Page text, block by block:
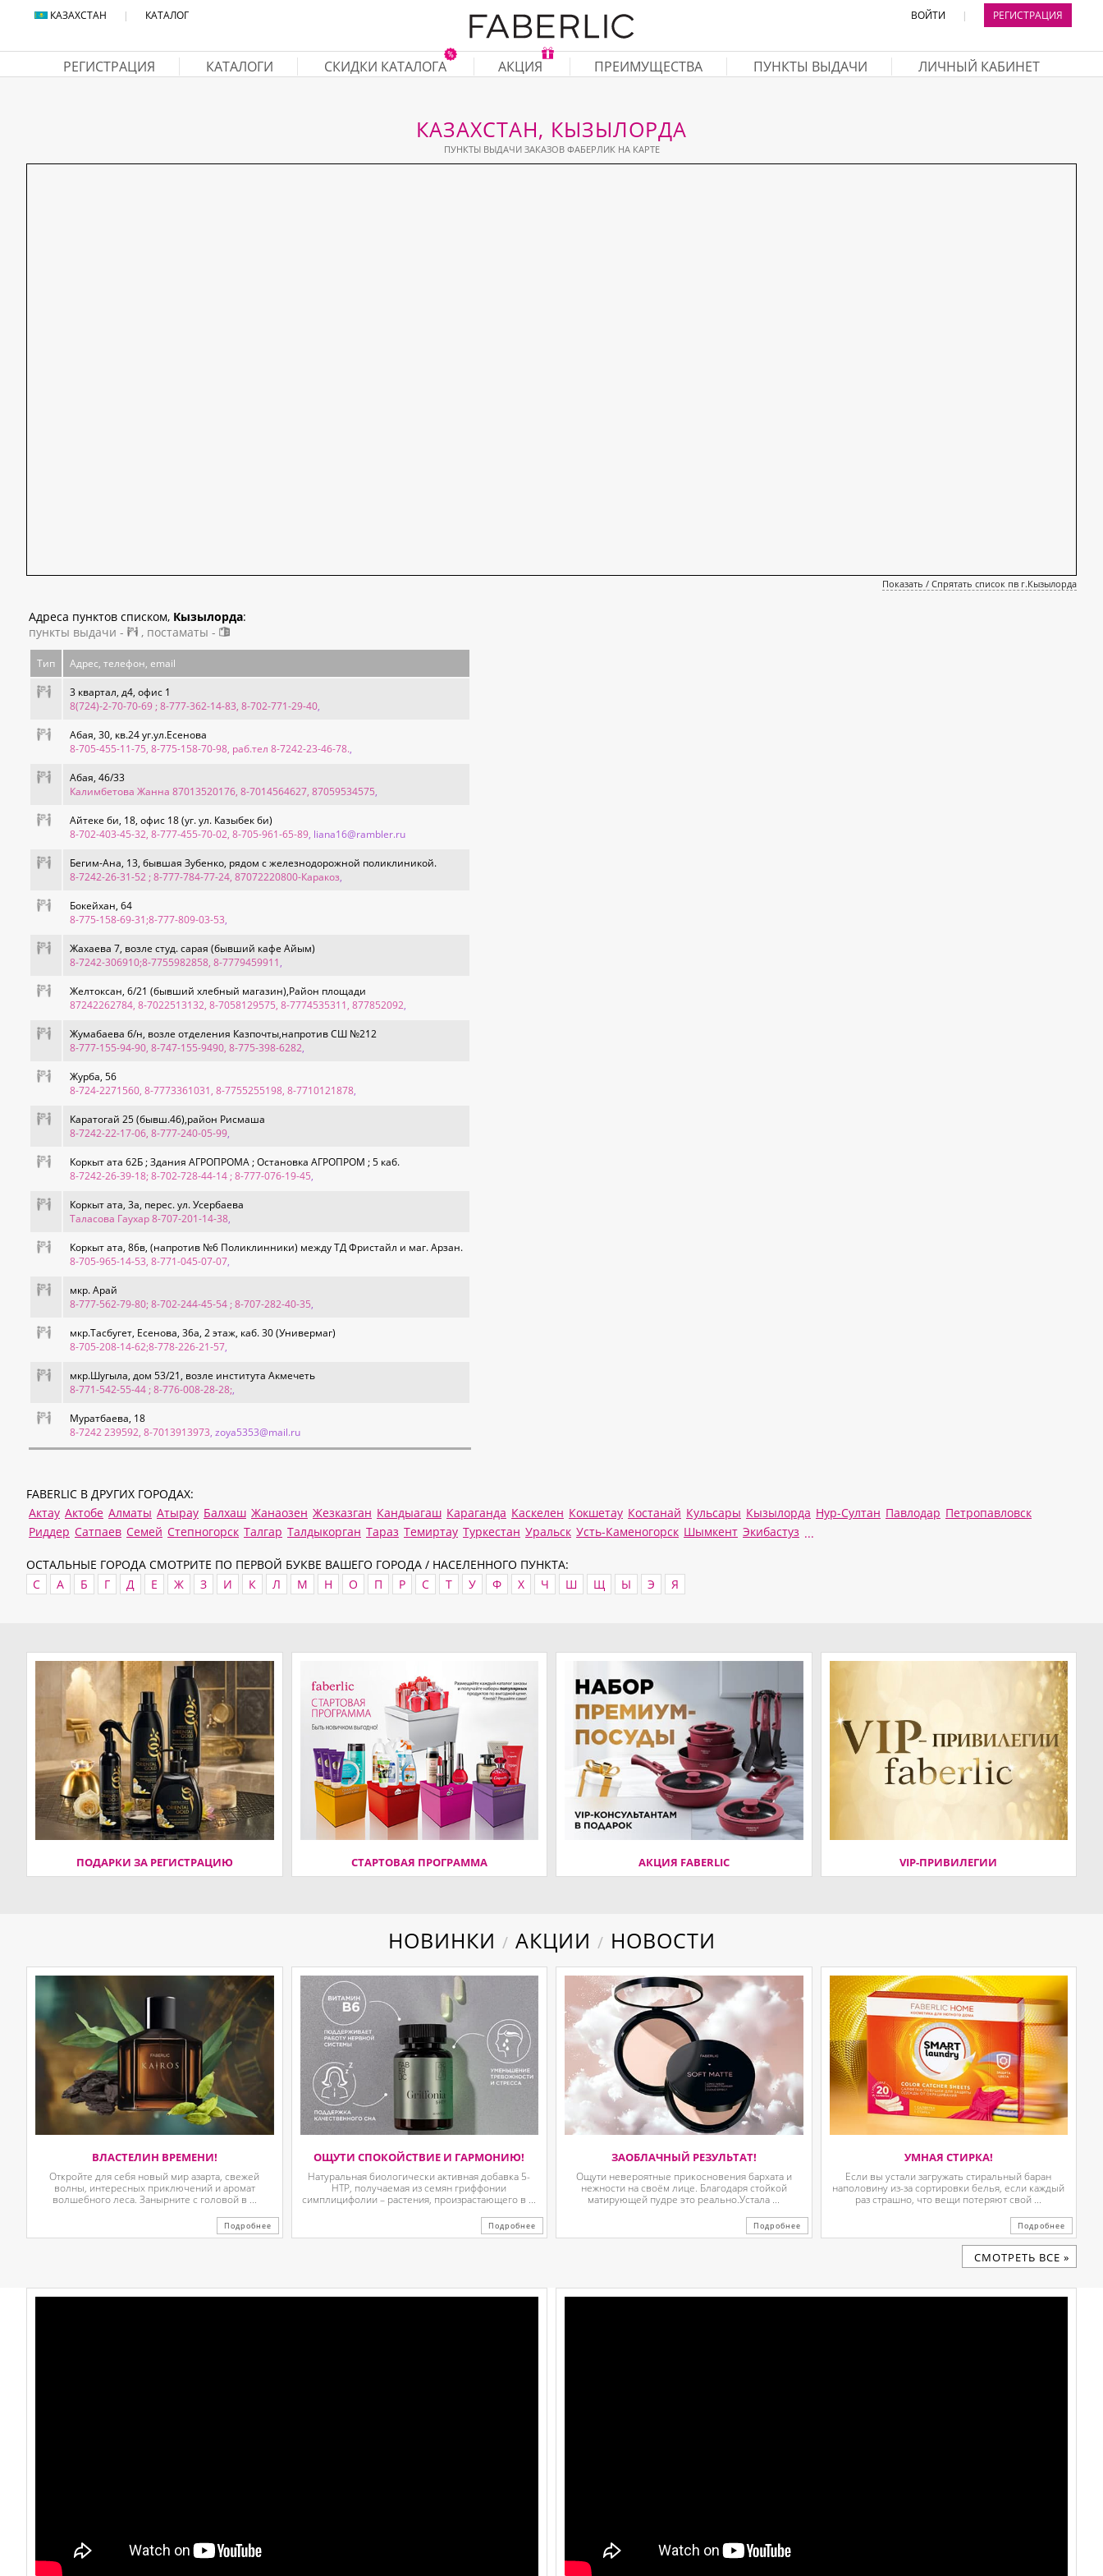
КАЗАХСТАН | КАТАЛОГ ВОЙТИ | РЕГИСТРАЦИЯ
РЕГИСТРАЦИЯ КАТАЛОГИ СКИДКИ КАТАЛОГА АКЦИЯ ПРЕИМУЩЕСТВА ПУНКТЫ ВЫДАЧИ ЛИЧНЫЙ КАБИНЕТ
КАЗАХСТАН, КЫЗЫЛОРДА
ПУНКТЫ ВЫДАЧИ ЗАКАЗОВ ФАБЕРЛИК НА КАРТЕ
Показать / Спрятать список пв г.Кызылорда
Адреса пунктов списком, Кызылорда:
пункты выдачи -
, постаматы -
Тип Адрес, телефон, email
3 квартал, д4, офис 1
8(724)-2-70-70-69 ; 8-777-362-14-83, 8-702-771-29-40,
Абая, 30, кв.24 уг.ул.Есенова
8-705-455-11-75, 8-775-158-70-98, раб.тел 8-7242-23-46-78.,
Абая, 46/33
Калимбетова Жанна 87013520176, 8-7014564627, 87059534575,
Айтеке би, 18, офис 18 (yг. ул. Казыбек би)
8-702-403-45-32, 8-777-455-70-02, 8-705-961-65-89, liana16@rambler.ru
Бегим-Ана, 13, бывшая Зубенко, рядом с железнодорожной поликлиникой.
8-7242-26-31-52 ; 8-777-784-77-24, 87072220800-Каракоз,
Бокейхан, 64
8-775-158-69-31;8-777-809-03-53,
Жахаева 7, возле студ. сарая (бывший кафе Айым)
8-7242-306910;8-7755982858, 8-7779459911,
Желтоксан, 6/21 (бывший хлебный магазин),Район площади
87242262784, 8-7022513132, 8-7058129575, 8-7774535311, 877852092,
Жумабаева б/н, возле отделения Казпочты,напротив СШ №212
8-777-155-94-90, 8-747-155-9490, 8-775-398-6282,
Журба, 56
8-724-2271560, 8-7773361031, 8-7755255198, 8-7710121878,
Каратогай 25 (бывш.46),район Рисмаша
8-7242-22-17-06, 8-777-240-05-99,
Коркыт ата 62Б ; Здания АГРОПРОМА ; Остановка АГРОПРОМ ; 5 каб.
8-7242-26-39-18; 8-702-728-44-14 ; 8-777-076-19-45,
Коркыт ата, 3а, перес. ул. Усербаева
Таласова Гаухар 8-707-201-14-38,
Коркыт ата, 86в, (напротив №6 Поликлинники) между ТД Фристайл и маг. Арзан.
8-705-965-14-53, 8-771-045-07-07,
мкр. Арай
8-777-562-79-80; 8-702-244-45-54 ; 8-707-282-40-35,
мкр.Тасбугет, Есенова, 36а, 2 этаж, каб. 30 (Универмаг)
8-705-208-14-62;8-778-226-21-57,
мкр.Шугыла, дом 53/21, возле института Акмечеть
8-771-542-55-44 ; 8-776-008-28-28;,
Муратбаева, 18
8-7242 239592, 8-7013913973, zoya5353@mail.ru
FABERLIC В ДРУГИХ ГОРОДАХ:
Актау Актобе Алматы Атырау Балхаш Жанаозен Жезказган Кандыагаш Караганда Каскелен Кокшетау Костанай Кульсары Кызылорда Нур-Султан Павлодар Петропавловск
Риддер Сатпаев Семей Степногорск Талгар Талдыкорган Тараз Темиртау Туркестан Уральск Усть-Каменогорск Шымкент Экибастуз ...
ОСТАЛЬНЫЕ ГОРОДА СМОТРИТЕ ПО ПЕРВОЙ БУКВЕ ВАШЕГО ГОРОДА / НАСЕЛЕННОГО ПУНКТА:
C
А Б Г Д Е Ж З И К Л М Н О П Р С Т У Ф Х Ч Ш Щ Ы Э Я
ПОДАРКИ ЗА РЕГИСТРАЦИЮ СТАРТОВАЯ ПРОГРАММА АКЦИЯ FABERLIC VIP-ПРИВИЛЕГИИ
НОВИНКИ / АКЦИИ / НОВОСТИ
ВЛАСТЕЛИН ВРЕМЕНИ!
Откройте для себя новый мир азарта, свежей
волны, интересных приключений и аромат
волшебного леса. Занырните с головой в ...
Подробнее
ОЩУТИ СПОКОЙСТВИЕ И ГАРМОНИЮ!
Натуральная биологически активная добавка 5-
HTP, получаемая из семян гриффонии
симплицифолии – растения, произрастающего в ...
Подробнее
ЗАОБЛАЧНЫЙ РЕЗУЛЬТАТ!
Ощути невероятные прикосновения бархата и
нежности на своём лице. Благодаря стойкой
матирующей пудре это реально.Устала ...
Подробнее
УМНАЯ СТИРКА!
Если вы устали загружать стиральный баран
наполовину из-за сортировки белья, если каждый
раз страшно, что вещи потеряют свой ...
Подробнее
CМОТРЕТЬ ВСЕ »